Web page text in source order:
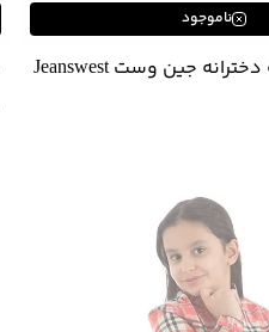
ناموجود
شومیز چهارخانه دخترانه جین وست Jeanswest